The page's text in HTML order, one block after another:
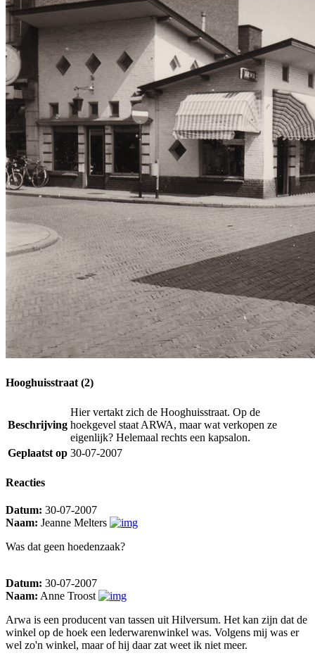
Hooghuisstraat (2)
Beschrijving
Hier vertakt zich de Hooghuisstraat. Op de
hoekgevel staat ARWA, maar wat verkopen ze
eigenlijk? Helemaal rechts een kapsalon.
Geplaatst op 30-07-2007
Reacties
Datum: 30-07-2007
Naam: Jeanne Melters
Was dat geen hoedenzaak?
Datum: 30-07-2007
Naam: Anne Troost
Arwa is een producent van tassen uit Hilversum. Het kan zijn dat de
winkel op de hoek een lederwarenwinkel was. Volgens mij was er
wel zo'n winkel, maar of hij daar zat weet ik niet meer.